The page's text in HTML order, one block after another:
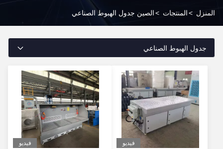
المنزل >المنتجات >الصين جدول الهبوط الصناعي
جدول الهبوط الصناعي
فيديو فيديو